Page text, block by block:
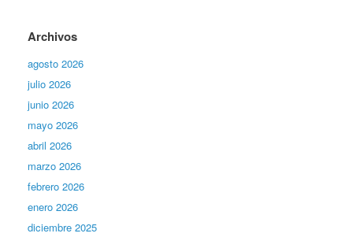
Archivos
agosto 2026
julio 2026
junio 2026
mayo 2026
abril 2026
marzo 2026
febrero 2026
enero 2026
diciembre 2025